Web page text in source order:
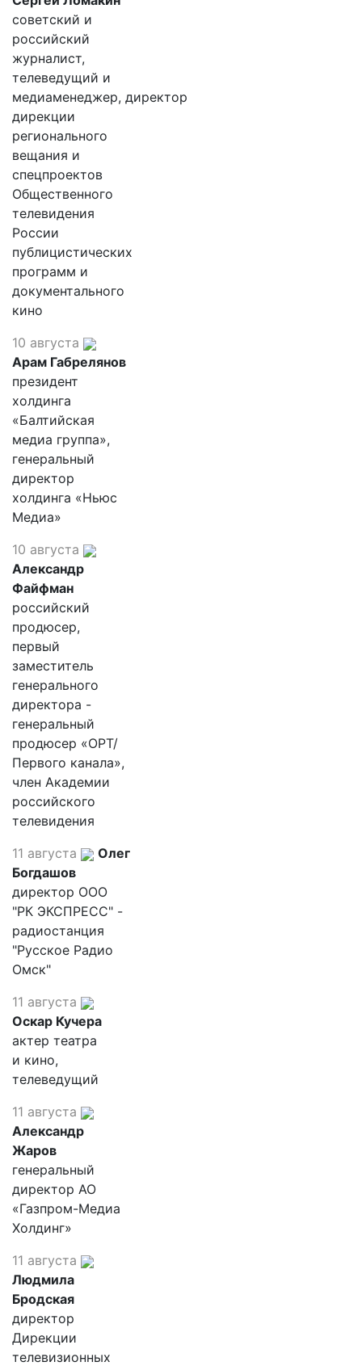
советский и
российский
журналист,
телеведущий и
медиаменеджер, директор
дирекции
регионального
вещания и
спецпроектов
Общественного
телевидения
России
публицистических
программ и
документального
кино
10 августа
Арам Габрелянов
президент
холдинга
«Балтийская
медиа группа»,
генеральный
директор
холдинга «Ньюс
Медиа»
10 августа
Александр
Файфман
российский
продюсер,
первый
заместитель
генерального
директора -
генеральный
продюсер «ОРТ/
Первого канала»,
член Академии
российского
телевидения
11 августа
Олег
Богдашов
директор ООО
"РК ЭКСПРЕСС" -
радиостанция
"Русское Радио
Омск"
11 августа
Оскар Кучера
актер театра
и кино,
телеведущий
11 августа
Александр
Жаров
генеральный
директор АО
«Газпром-Медиа
Холдинг»
11 августа
Людмила
Бродская
директор
Дирекции
телевизионных